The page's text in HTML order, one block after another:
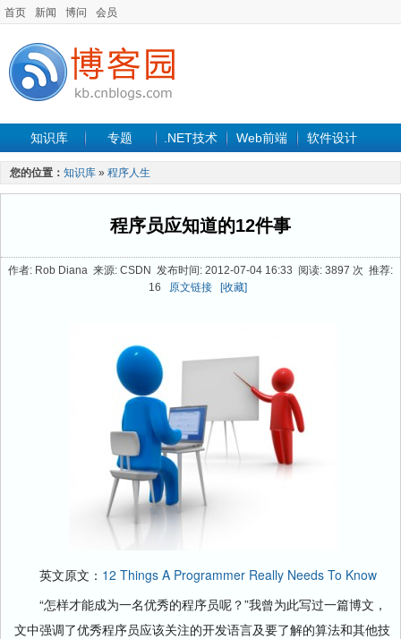
首页 新闻 博问 会员
知识库 专题 .NET技术 Web前端 软件设计
手机开发 软件工程
最新文章
您的位置： 知识库 » 程序人生
程序员应知道的12件事
作者: Rob Diana 来源: CSDN 发布时间: 2012-07-04 16:33 阅读: 3897 次 推荐:
16 原文链接 [收藏]
英文原文： 12 Things A Programmer Really Needs To Know
“怎样才能成为一名优秀的程序员呢？”我曾为此写过一篇博文，
文中强调了优秀程序员应该关注的开发语言及要了解的算法和其他技